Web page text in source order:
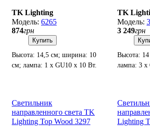
TK Lighting
6265
874грн
Купить
Высота: 14,5 см; ширина: 10
см; лампа: 1 х GU10 х 10 Вт.
TK
3 249грн
Высота:
лампа: 3 х
Светильник
направленного света TK
Lighting Top Wood 3297
Lighting